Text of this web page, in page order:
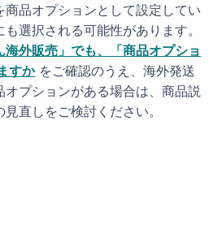
商品オプションとして設定してい
選択される可能性があります。
海外販売」でも、「商品オプショ
すかをご確認のうえ、海外発送
プションがある場合は、商品説
直しをご検討ください。